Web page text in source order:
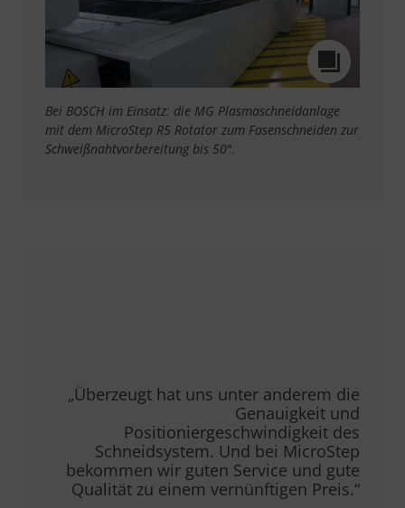
Bei BOSCH im Einsatz: die MG Plasmaschneidanlage
mit dem MicroStep R5 Rotator zum Fasenschneiden zur
Schweißnahtvorbereitung bis 50°.
„Überzeugt hat uns unter anderem die
Genauigkeit und
Positioniergeschwindigkeit des
Schneidsystem. Und bei MicroStep
bekommen wir guten Service und gute
Qualität zu einem vernünftigen Preis.“